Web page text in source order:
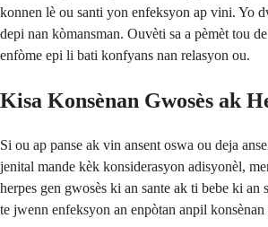
konnen lè ou santi yon enfeksyon ap vini. Yo
depi nan kòmansman. Ouvèti sa a pèmèt tou
enfòme epi li bati konfyans nan relasyon ou.
Kisa Konsènan Gwosès ak
Si ou ap panse ak vin ansent oswa ou deja
jenital mande kèk konsiderasyon adisyonèl,
herpes gen gwosès ki an sante ak ti bebe ki an
te jwenn enfeksyon an enpòtan anpil